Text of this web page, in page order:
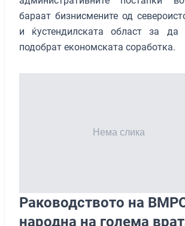
бараат бизнисмените од
и ќустендилската област за
подобрат економската соработка.
Раководството на
народна на голема